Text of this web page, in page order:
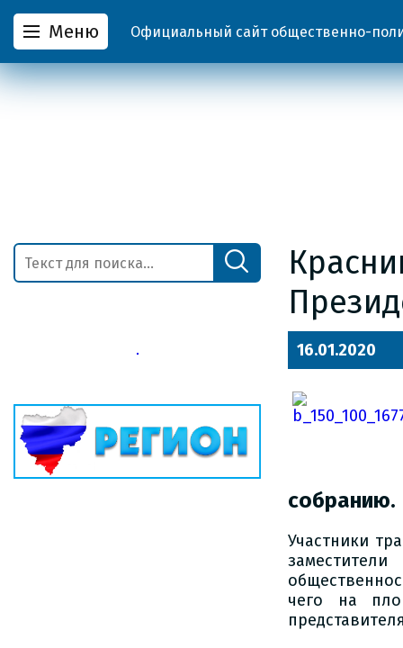
Меню Официальный сайт общественно-
16.01.2020
собранию.
Участники
чего на